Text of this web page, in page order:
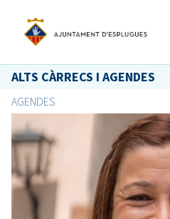
ALTS CÀRRECS I AGENDES
AGENDES